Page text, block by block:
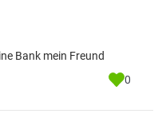
Bank mein Freund
0